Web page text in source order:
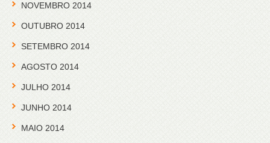
NOVEMBRO 2014
OUTUBRO 2014
SETEMBRO 2014
AGOSTO 2014
JULHO 2014
JUNHO 2014
MAIO 2014